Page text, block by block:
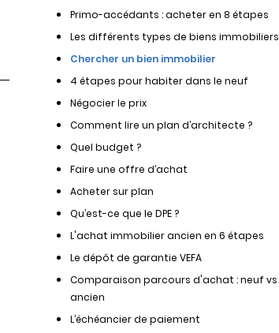
Primo-accédants : acheter en 8 étapes
Les différents types de biens immobiliers
Chercher un bien immobilier
4 étapes pour habiter dans le neuf
Négocier le prix
Comment lire un plan d’architecte ?
Quel budget ?
Faire une offre d’achat
Acheter sur plan
Qu’est-ce que le DPE ?
L'achat immobilier ancien en 6 étapes
Le dépôt de garantie VEFA
Comparaison parcours d'achat : neuf vs
ancien
L’échéancier de paiement